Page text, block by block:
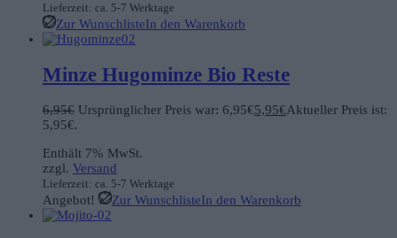
Lieferzeit: ca. 5-7 Werktage
Zur WunschlisteIn den Warenkorb
Minze Hugominze Bio Reste
6,95€ Ursprünglicher Preis war: 6,95€5,95€Aktueller Preis ist:
5,95€.
Enthält 7% MwSt.
zzgl. Versand
Lieferzeit: ca. 5-7 Werktage
Angebot! Zur WunschlisteIn den Warenkorb